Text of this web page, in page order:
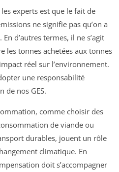
experts est que le fait de
ne signifie pas qu’on a
d’autres termes, il ne s’agit
les tonnes achetées aux tonnes
réel sur l’environnement.
une responsabilité
de nos GES.
comme choisir des
de viande ou
durables, jouent un rôle
climatique. En
doit s’accompagner